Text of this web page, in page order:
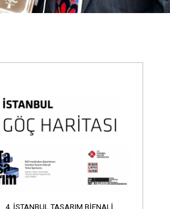
4. İSTANBUL TASARIM BIENALI